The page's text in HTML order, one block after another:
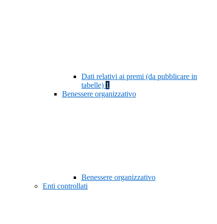
Dati relativi ai premi (da pubblicare in
tabelle) 1
Benessere organizzativo
Benessere organizzativo
Enti controllati